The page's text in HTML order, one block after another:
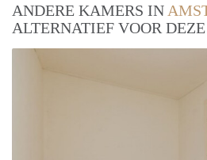
ANDERE KAMERS IN
ALTERNATIEF VOOR